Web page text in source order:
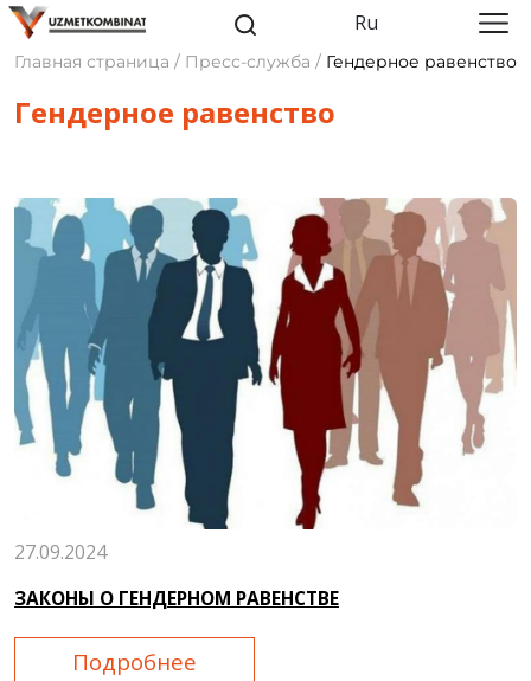
Ru
Главная страница / Пресс-служба / Гендерное равенство
Гендерное равенство
27.09.2024
ЗАКОНЫ О ГЕНДЕРНОМ РАВЕНСТВЕ
Подробнее